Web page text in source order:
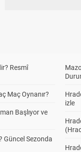
Resmî
Maç Oynanır?
Başlıyor ve
Güncel Sezonda
izle